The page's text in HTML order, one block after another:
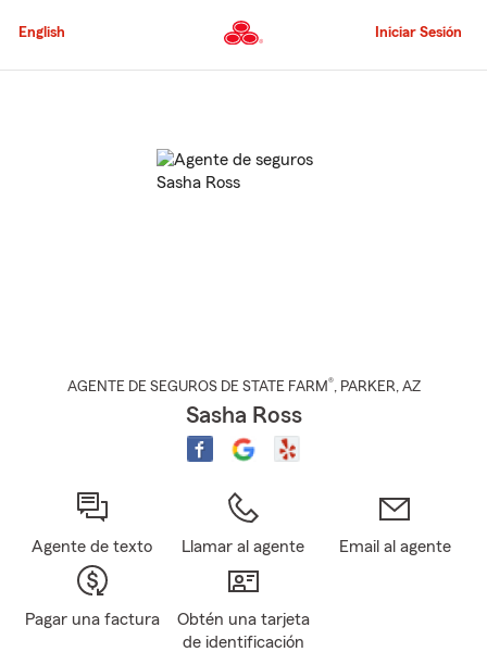
al
principal
English Iniciar Sesión
AGENTE DE SEGUROS DE STATE FARM®, PARKER, AZ
Sasha Ross
Agente de texto Llamar al agente Email al agente
Pagar una factura
Obtén una tarjeta
de identificación